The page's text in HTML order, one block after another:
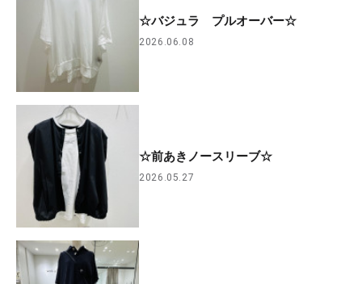
☆バジュラ プルオーバー☆
2026.06.08
☆前あきノースリーブ☆
2026.05.27